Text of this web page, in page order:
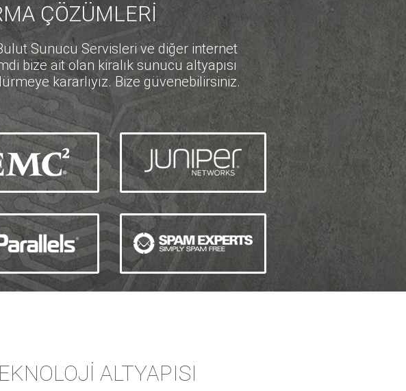
ÇÖZÜMLERİ
Sunucu Servisleri ve diğer internet
bize ait olan kiralık sunucu altyapısı
kararlıyız. Bize güvenebilirsiniz.
ALTYAPISI